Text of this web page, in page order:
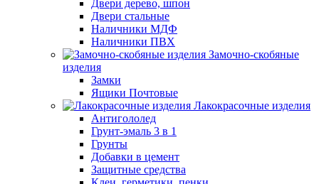
Двери дерево, шпон
Двери стальные
Наличники МДФ
Наличники ПВХ
Замочно-скобяные
изделия
Замки
Ящики Почтовые
Лакокрасочные изделия
Антигололед
Грунт-эмаль 3 в 1
Грунты
Добавки в цемент
Защитные средства